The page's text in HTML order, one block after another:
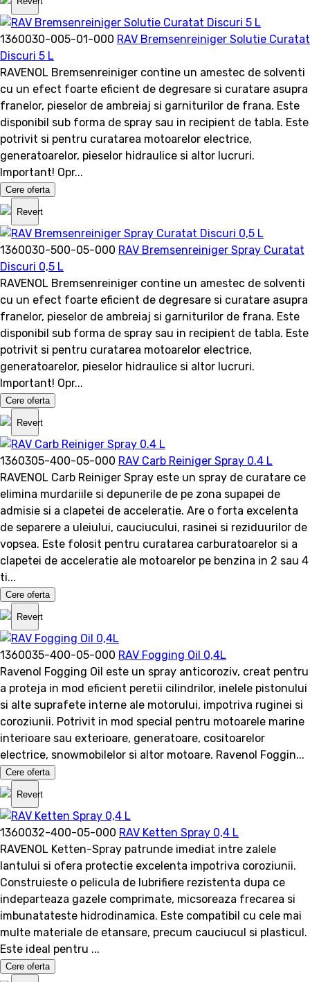
1360030-005-01-000 RAV Bremsenreiniger Solutie Curatat
Discuri 5 L
RAVENOL Bremsenreiniger contine un amestec de solventi
cu un efect foarte eficient de degresare si curatare asupra
franelor, pieselor de ambreiaj si garniturilor de frana. Este
disponibil sub forma de spray sau in recipient de tabla. Este
potrivit si pentru curatarea motoarelor electrice,
generatoarelor, pieselor hidraulice si altor lucruri.
Important! Opr...
Cere oferta
Revert
1360030-500-05-000 RAV Bremsenreiniger Spray Curatat
Discuri 0,5 L
RAVENOL Bremsenreiniger contine un amestec de solventi
cu un efect foarte eficient de degresare si curatare asupra
franelor, pieselor de ambreiaj si garniturilor de frana. Este
disponibil sub forma de spray sau in recipient de tabla. Este
potrivit si pentru curatarea motoarelor electrice,
generatoarelor, pieselor hidraulice si altor lucruri.
Important! Opr...
Cere oferta
Revert
1360305-400-05-000 RAV Carb Reiniger Spray 0.4 L
RAVENOL Carb Reiniger Spray este un spray de curatare ce
elimina murdariile si depunerile de pe zona supapei de
admisie si a clapetei de acceleratie. Are o forta excelenta
de separere a uleiului, cauciucului, rasinei si reziduurilor de
vopsea. Este folosit pentru curatarea carburatoarelor si a
clapetei de acceleratie ale motoarelor pe benzina in 2 sau 4
ti...
Cere oferta
Revert
1360035-400-05-000 RAV Fogging Oil 0,4L
Ravenol Fogging Oil este un spray anticoroziv, creat pentru
a proteja in mod eficient peretii cilindrilor, inelele pistonului
si alte suprafete interne ale motorului, impotriva ruginei si
coroziunii. Potrivit in mod special pentru motoarele marine
interioare sau exterioare, generatoare, cositoarelor
electrice, snowmobilelor si altor motoare. Ravenol Foggin...
Cere oferta
Revert
1360032-400-05-000 RAV Ketten Spray 0,4 L
RAVENOL Ketten-Spray patrunde imediat intre zalele
lantului si ofera protectie excelenta impotriva coroziunii.
Construieste o pelicula de lubrifiere rezistenta dupa ce
indeparteaza gazele comprimate, micsoreaza frecarea si
imbunatateste hidrodinamica. Este compatibil cu cele mai
multe materiale de etansare, precum cauciucul si plasticul.
Este ideal pentru ...
Cere oferta